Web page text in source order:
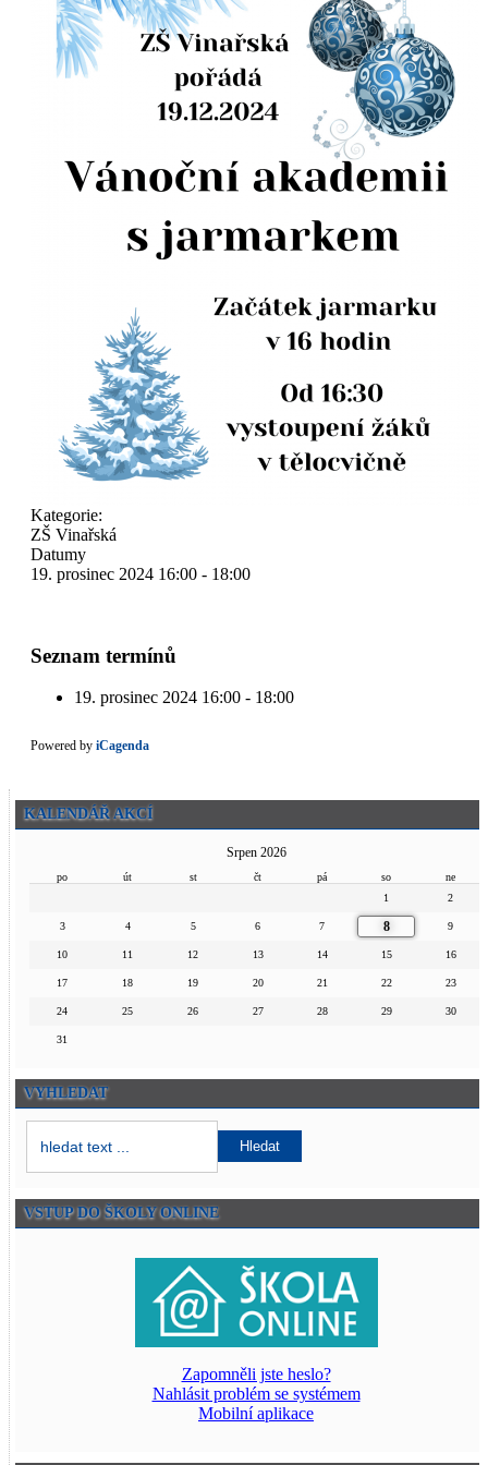
Kategorie:
ZŠ Vinařská
Datumy
19. prosinec 2024 16:00 - 18:00
Seznam termínů
19. prosinec 2024 16:00 - 18:00
Powered by iCagenda
KALENDÁŘ AKCÍ
Srpen 2026
po út st čt pá so
ne
1
2
3 4 5 6 7 8 9
10 11 12 13 14 15 16
17 18 19 20 21 22 23
24 25 26 27 28 29 30
31
VYHLEDAT
Hledat
VSTUP DO ŠKOLY ONLINE
Zapomněli jste heslo?
Nahlásit problém se systémem
Mobilní aplikace